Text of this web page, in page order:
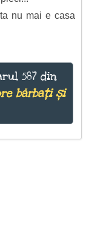
nu mai e casa
587 din
bărbați și